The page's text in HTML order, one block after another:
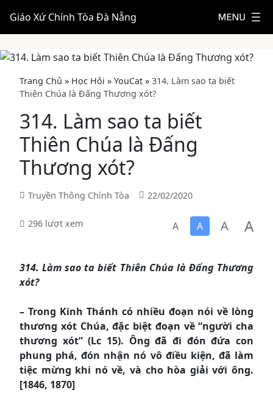
Giáo Xứ Chính Tòa Đà Nẵng
Trang Chủ » Học Hỏi » YouCat » 314. Làm sao ta biết
Thiên Chúa là Đấng Thương xót?
314. Làm sao ta biết
Thiên Chúa là Đấng
Thương xót?
Truyền Thông Chính Tòa 22/02/2020
296 lượt xem A A A A
314. Làm sao ta biết Thiên Chúa là Đấng Thương
xót?
– Trong Kinh Thánh có nhiều đoạn nói về lòng
thương xót Chúa, đặc biệt đoạn về “người cha
thương xót” (Lc 15). Ông đã đi đón đứa con
phung phá, đón nhận nó vô điều kiện, đã làm
tiệc mừng khi nó về, và cho hòa giải với ông.
[1846, 1870]